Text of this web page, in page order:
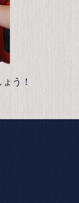
う！